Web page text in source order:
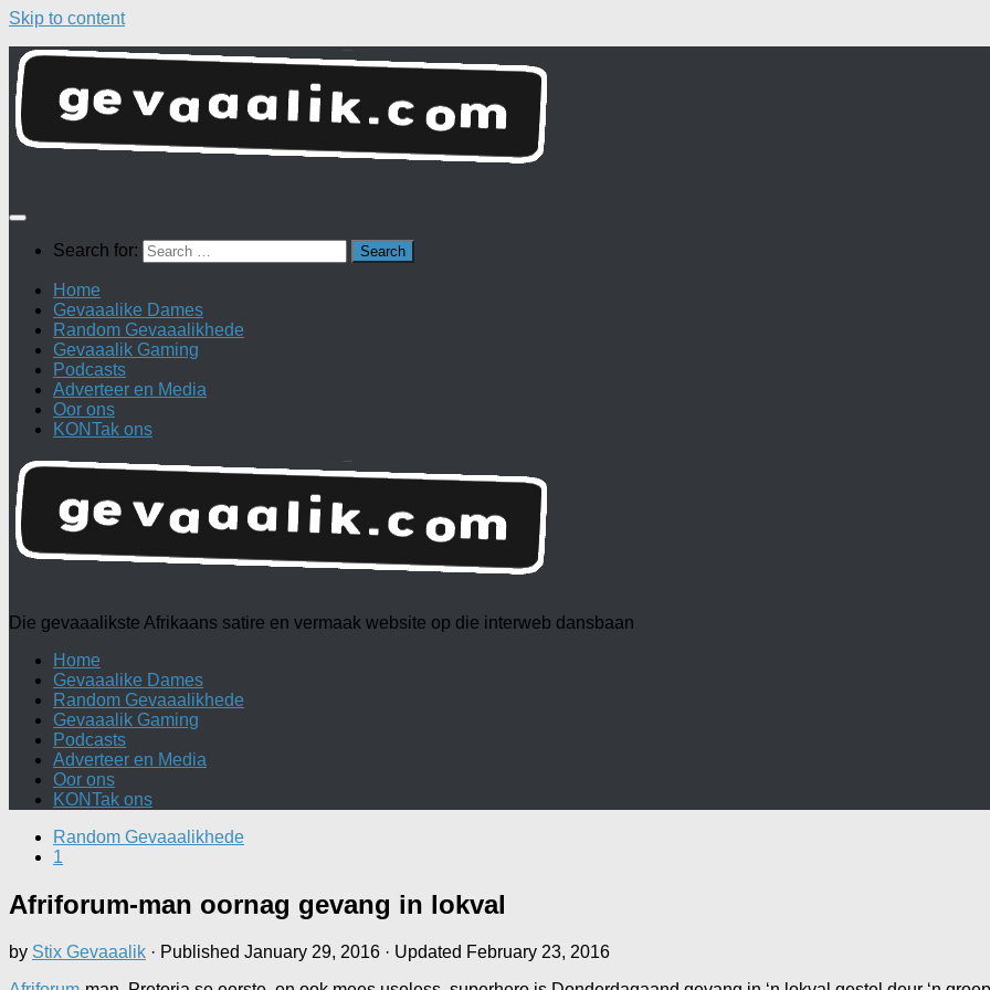
Skip to content
Search for:
Home
Gevaaalike Dames
Random Gevaaalikhede
Gevaaalik Gaming
Podcasts
Adverteer en Media
Oor ons
KONTak ons
Die gevaaalikste Afrikaans satire en vermaak website op die interweb dansbaan
Home
Gevaaalike Dames
Random Gevaaalikhede
Gevaaalik Gaming
Podcasts
Adverteer en Media
Oor ons
KONTak ons
Random Gevaaalikhede
1
Afriforum-man oornag gevang in lokval
by Stix Gevaaalik · Published January 29, 2016 · Updated February 23, 2016